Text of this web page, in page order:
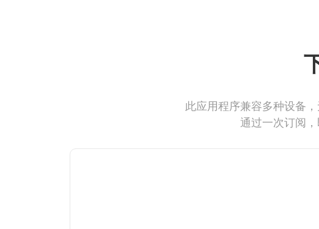
此应用程序兼容多种设备
通过一次订阅